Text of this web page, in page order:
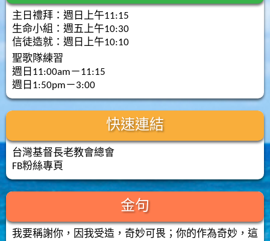
主日禮拜：週日上午11:15
生命小組：週五上午10:30
信徒造就：週日上午10:10
聖歌隊練習
週日11:00am－11:15
週日1:50pm－3:00
快速連結
台灣基督長老教會總會
FB粉絲專頁
金句
我要稱謝你，因我受造，奇妙可畏；你的作為奇妙，這